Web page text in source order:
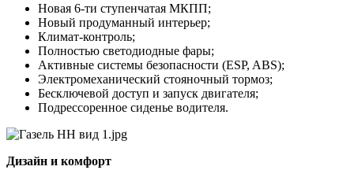
Новая 6-ти ступенчатая МКПП;
Новый продуманный интерьер;
Климат-контроль;
Полностью светодиодные фары;
Активные системы безопасности (ESP, ABS);
Электромеханический стояночный тормоз;
Бесключевой доступ и запуск двигателя;
Подрессоренное сиденье водителя.
Дизайн и комфорт